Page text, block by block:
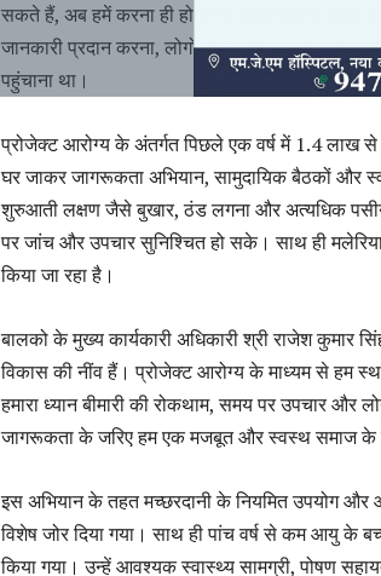
सकते हैं, अब हमें करना ही होगा” के तहत चलाया गया।
जानकारी प्रदान करना, लोगों की आदतों में सकारात्मक
पहुंचाना था।
प्रोजेक्ट आरोग्य के अंतर्गत पिछले एक वर्ष में 1.4 लाख
घर जाकर जागरूकता अभियान, सामुदायिक बैठकों और
शुरुआती लक्षण जैसे बुखार, ठंड लगना और अत्यधिक
पर जांच और उपचार सुनिश्चित हो सके। साथ ही
किया जा रहा है।
बालको के मुख्य कार्यकारी अधिकारी श्री राजेश
विकास की नींव हैं। प्रोजेक्ट आरोग्य के माध्यम से हम
हमारा ध्यान बीमारी की रोकथाम, समय पर उपचार और
जागरूकता के जरिए हम एक मजबूत और स्वस्थ समाज के
इस अभियान के तहत मच्छरदानी के नियमित उपयोग और
विशेष जोर दिया गया। साथ ही पांच वर्ष से कम आयु के
किया गया। उन्हें आवश्यक स्वास्थ्य सामग्री, पोषण